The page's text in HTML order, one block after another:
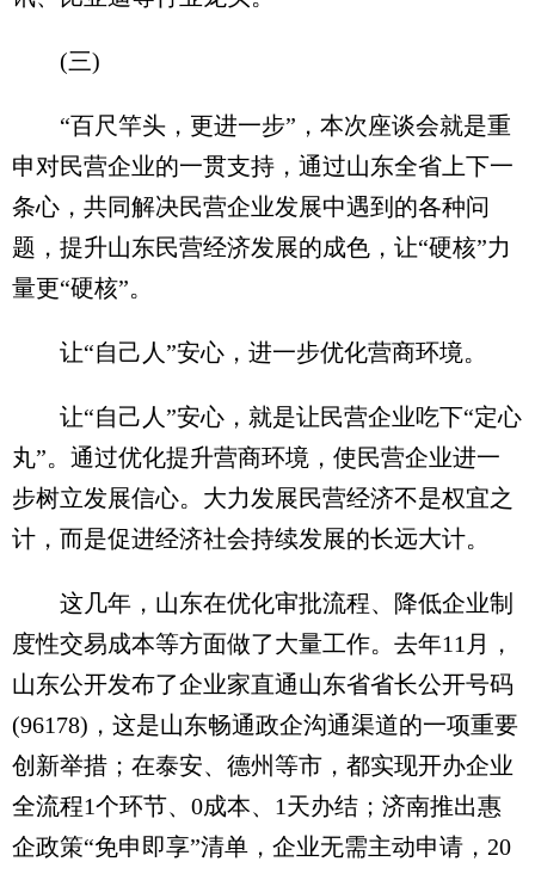
(三)
“百尺竿头，更进一步”，本次座谈会就是重
申对民营企业的一贯支持，通过山东全省上下一
条心，共同解决民营企业发展中遇到的各种问
题，提升山东民营经济发展的成色，让“硬核”力
量更“硬核”。
让“自己人”安心，进一步优化营商环境。
让“自己人”安心，就是让民营企业吃下“定心
丸”。通过优化提升营商环境，使民营企业进一
步树立发展信心。大力发展民营经济不是权宜之
计，而是促进经济社会持续发展的长远大计。
这几年，山东在优化审批流程、降低企业制
度性交易成本等方面做了大量工作。去年11月，
山东公开发布了企业家直通山东省省长公开号码
(96178)，这是山东畅通政企沟通渠道的一项重要
创新举措；在泰安、德州等市，都实现开办企业
全流程1个环节、0成本、1天办结；济南推出惠
企政策“免申即享”清单，企业无需主动申请，20